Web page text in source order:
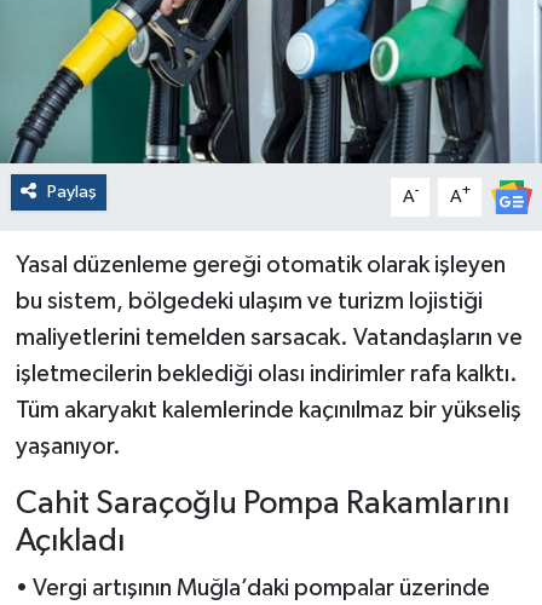
Paylaş A- A+
Yasal düzenleme gereği otomatik olarak işleyen
bu sistem, bölgedeki ulaşım ve turizm lojistiği
maliyetlerini temelden sarsacak. Vatandaşların ve
işletmecilerin beklediği olası indirimler rafa kalktı.
Tüm akaryakıt kalemlerinde kaçınılmaz bir yükseliş
yaşanıyor.
Cahit Saraçoğlu Pompa Rakamlarını
Açıkladı
• Vergi artışının Muğla’daki pompalar üzerinde